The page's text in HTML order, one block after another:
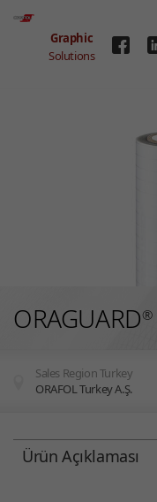
Graphic
Solutions
ORAGUARD®
You are here:
Sales Region Turkey
ORAFOL Turkey A.Ş.
Ürün Açıklaması